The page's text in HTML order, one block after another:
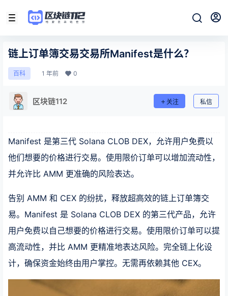
链上订单簿交易交易所Manifest是什么？
百科 1 年前 0
区块链112 关注 私信
Manifest 是第三代 Solana CLOB DEX，允许用户免费以
他们想要的价格进行交易。使用限价订单可以增加流动性，
并允许比 AMM 更准确的风险表达。
告别 AMM 和 CEX 的纷扰，释放超高效的链上订单簿交
易。Manifest 是 Solana CLOB DEX 的第三代产品，允许
用户免费以自己想要的价格进行交易。使用限价订单可以提
高流动性，并比 AMM 更精准地表达风险。完全链上化设
计，确保资金始终由用户掌控。无需再依赖其他 CEX。